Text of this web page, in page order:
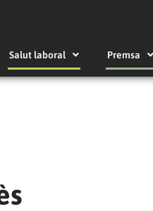
Salut laboral Premsa